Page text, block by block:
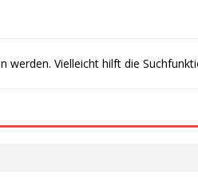
werden. Vielleicht hilft die